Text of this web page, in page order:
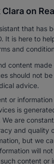
04:20
1 Minute Challenge
Le point de
biomarqueurs
05:21
1 Minute Challenge
Décisions
paysage
mutation EGFR
05:17
1 Minute